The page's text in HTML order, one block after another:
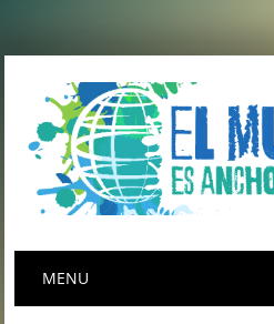
Menú principal
MENU